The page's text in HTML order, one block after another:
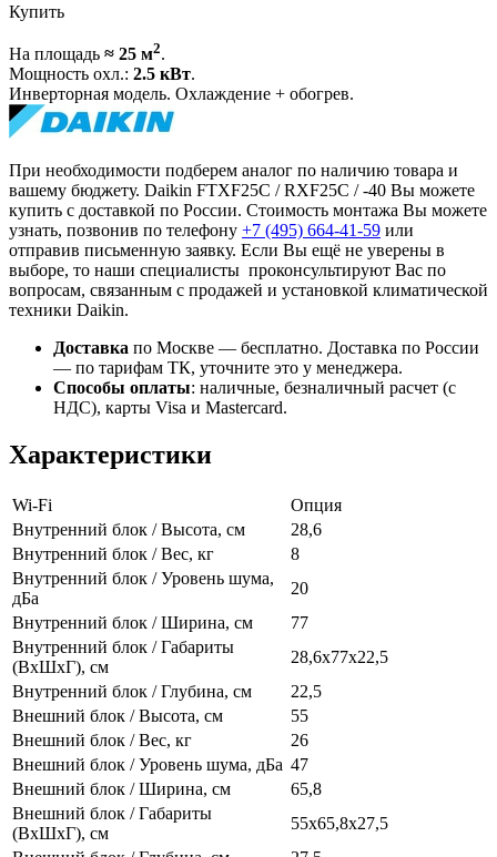
Купить
На площадь ≈ 25 м2.
Мощность охл.: 2.5 кВт.
Инверторная модель. Охлаждение + обогрев.
При необходимости подберем аналог по наличию товара и
вашему бюджету. Daikin FTXF25C / RXF25C / -40 Вы можете
купить с доставкой по России. Стоимость монтажа Вы можете
узнать, позвонив по телефону +7 (495) 664-41-59 или
отправив письменную заявку. Если Вы ещё не уверены в
выборе, то наши специалисты проконсультируют Вас по
вопросам, связанным с продажей и установкой климатической
техники Daikin.
Доставка по Москве — бесплатно. Доставка по России
— по тарифам ТК, уточните это у менеджера.
Способы оплаты: наличные, безналичный расчет (с
НДС), карты Visa и Mastercard.
Характеристики
Wi-Fi
Опция
Внутренний блок / Высота, см
28,6
Внутренний блок / Вес, кг
8
Внутренний блок / Уровень шума,
дБа
20
Внутренний блок / Ширина, см
77
Внутренний блок / Габариты
(ВхШхГ), см
28,6х77х22,5
Внутренний блок / Глубина, см
22,5
Внешний блок / Высота, см
55
Внешний блок / Вес, кг
26
Внешний блок / Уровень шума, дБа 47
Внешний блок / Ширина, см
65,8
Внешний блок / Габариты
(ВхШхГ), см
55х65,8х27,5